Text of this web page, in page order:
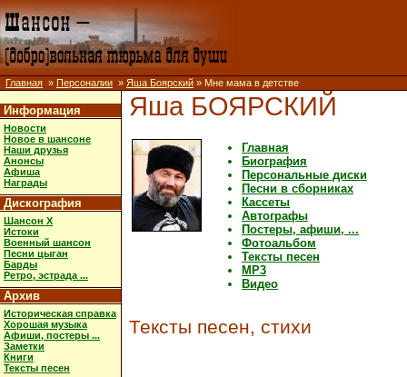
Главная » Персоналии » Яша Боярский » Мне мама в детстве
Информация
Новости
Новое в шансоне
Наши друзья
Анонсы
Афиша
Награды
Дискография
Шансон X
Истоки
Военный шансон
Песни цыган
Барды
Ретро, эстрада ...
Архив
Историческая справка
Хорошая музыка
Афиши, постеры ...
Заметки
Книги
Тексты песен
Яша БОЯРСКИЙ
Главная
Биография
Персональные диски
Песни в сборниках
Кассеты
Автографы
Постеры, афиши, ...
Фотоальбом
Тексты песен
MP3
Видео
Тексты песен, стихи